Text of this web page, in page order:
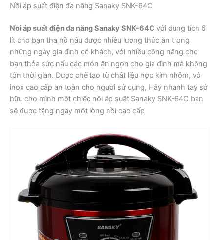
Nồi áp suất điện đa năng Sanaky SNK-64C
Nồi áp suất điện đa năng Sanaky SNK-64C với dung tích 6
lít cho bạn tha hồ nấu được nhiều lượng thức ăn trong
những ngày gia đình có khách, với nhiều công năng cho
bạn thỏa sức nấu các món ăn ngon cho gia đình mà không
tốn thời gian. Được chế tạo từ chất liệu hợp kim nhôm, vỏ
inox cao cấp an toàn cho người sử dụng, Hãy nhanh tay sở
hữu cho mình một chiếc nồi áp suât Sanaky SNK-64C bạn
sẽ được tặng ngay một lòng nồi cao cấp